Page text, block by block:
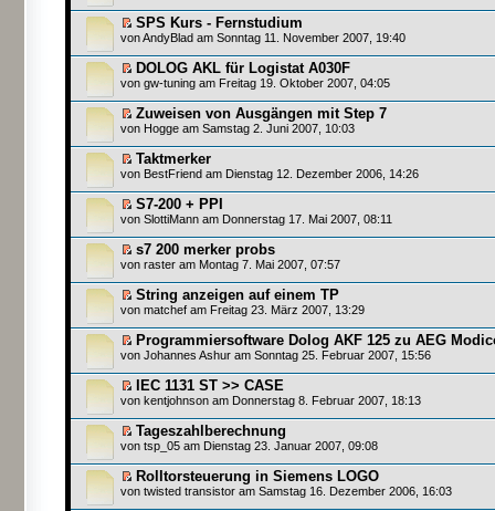
SPS Kurs - Fernstudium
vonAndyBlad am Sonntag 11. November 2007, 19:40
DOLOG AKL für Logistat A030F
von gw-tuning am Freitag 19. Oktober 2007, 04:05
Zuweisen von Ausgängen mit Step 7
von Hogge am Samstag 2. Juni 2007, 10:03
Taktmerker
von BestFriend am Dienstag 12. Dezember 2006, 14:26
S7-200 + PPI
von SlottiMann am Donnerstag 17. Mai 2007, 08:11
s7 200 merker probs
von raster am Montag 7. Mai 2007, 07:57
String anzeigen auf einem TP
von matchef am Freitag 23. März 2007, 13:29
Programmiersoftware Dolog AKF 125 zu AEG
von Johannes Ashur am Sonntag 25. Februar 2007, 15:56
IEC 1131 ST >> CASE
von kentjohnson am Donnerstag 8. Februar 2007, 18:13
Tageszahlberechnung
von tsp_05 am Dienstag 23. Januar 2007, 09:08
Rolltorsteuerung in Siemens LOGO
von twisted transistor am Samstag 16. Dezember 2006, 16:03